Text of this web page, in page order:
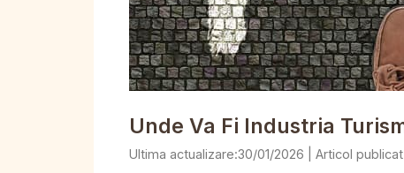
Unde Va Fi Industria
30/01/2026